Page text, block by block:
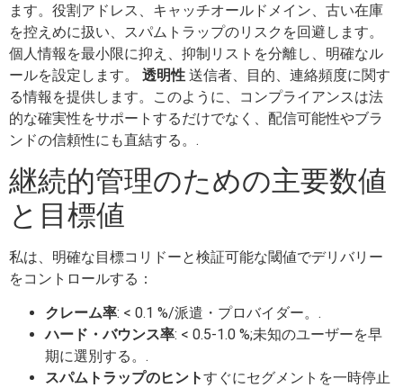
ます。役割アドレス、キャッチオールドメイン、古い在庫
を控えめに扱い、スパムトラップのリスクを回避します。
個人情報を最小限に抑え、抑制リストを分離し、明確なル
ールを設定します。 透明性 送信者、目的、連絡頻度に関す
る情報を提供します。このように、コンプライアンスは法
的な確実性をサポートするだけでなく、配信可能性やブラ
ンドの信頼性にも直結する。.
継続的管理のための主要数値
と目標値
私は、明確な目標コリドーと検証可能な閾値でデリバリー
をコントロールする：
クレーム率: < 0.1 %/派遣・プロバイダー。.
ハード・バウンス率: < 0.5-1.0 %;未知のユーザーを早
期に選別する。.
スパムトラップのヒントすぐにセグメントを一時停止